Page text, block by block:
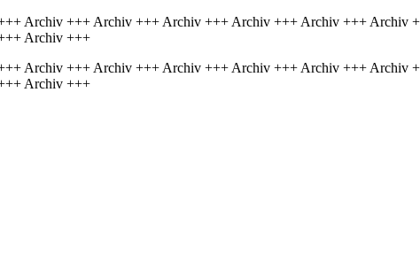
Archiv +++ Archiv +++ Archiv +++ Archiv +++ Archiv +++ Archiv
Archiv +++
Archiv +++ Archiv +++ Archiv +++ Archiv +++ Archiv +++ Archiv
Archiv +++